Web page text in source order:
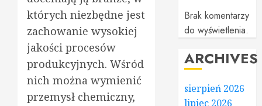
których niezbędne jest
zachowanie wysokiej
jakości procesów
produkcyjnych. Wśród
nich można wymienić
przemysł chemiczny,
Brak komentarzy
do wyświetlenia.
ARCHIVES
sierpień 2026
lipiec 2026